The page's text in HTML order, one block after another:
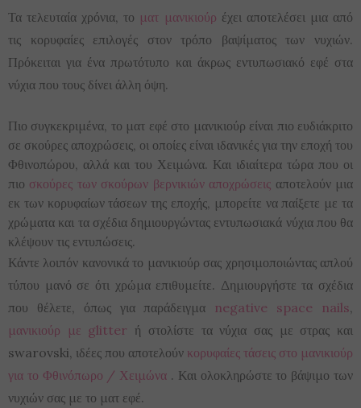
Τα τελευταία χρόνια, το ματ μανικιούρ έχει αποτελέσει μια από
τις κορυφαίες επιλογές στον τρόπο βαψίματος των νυχιών.
Πρόκειται για ένα πρωτότυπο και άκρως εντυπωσιακό εφέ στα
νύχια που τους δίνει άλλη όψη.
Πιο συγκεκριμένα, το ματ εφέ στο μανικιούρ είναι πιο ευδιάκριτο
σε σκούρες αποχρώσεις, οι οποίες είναι ιδανικές για την εποχή του
Φθινοπώρου, αλλά και του Χειμώνα. Και ιδιαίτερα τώρα που οι
πιο σκούρες των σκούρων βερνικιών αποχρώσεις αποτελούν μια
εκ των κορυφαίων τάσεων της εποχής, μπορείτε να παίξετε με τα
χρώματα και τα σχέδια δημιουργώντας εντυπωσιακά νύχια που θα
κλέψουν τις εντυπώσεις.
Κάντε λοιπόν κανονικά το μανικιούρ σας χρησιμοποιώντας απλού
τύπου μανό σε ότι χρώμα επιθυμείτε. Δημιουργήστε τα σχέδια
που θέλετε, όπως για παράδειγμα negative space nails,
μανικιούρ με glitter ή στολίστε τα νύχια σας με στρας και
swarovski, ιδέες που αποτελούν κορυφαίες τάσεις στο μανικιούρ
για το Φθινόπωρο / Χειμώνα . Και ολοκληρώστε το βάψιμο των
νυχιών σας με το ματ εφέ.